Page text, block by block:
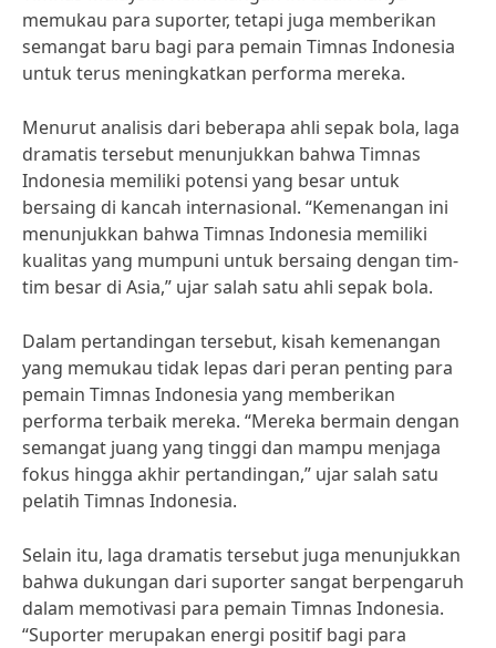
memukau para suporter, tetapi juga memberikan
semangat baru bagi para pemain Timnas Indonesia
untuk terus meningkatkan performa mereka.
Menurut analisis dari beberapa ahli sepak bola, laga
dramatis tersebut menunjukkan bahwa Timnas
Indonesia memiliki potensi yang besar untuk
bersaing di kancah internasional. “Kemenangan ini
menunjukkan bahwa Timnas Indonesia memiliki
kualitas yang mumpuni untuk bersaing dengan tim-
tim besar di Asia,” ujar salah satu ahli sepak bola.
Dalam pertandingan tersebut, kisah kemenangan
yang memukau tidak lepas dari peran penting para
pemain Timnas Indonesia yang memberikan
performa terbaik mereka. “Mereka bermain dengan
semangat juang yang tinggi dan mampu menjaga
fokus hingga akhir pertandingan,” ujar salah satu
pelatih Timnas Indonesia.
Selain itu, laga dramatis tersebut juga menunjukkan
bahwa dukungan dari suporter sangat berpengaruh
dalam memotivasi para pemain Timnas Indonesia.
“Suporter merupakan energi positif bagi para